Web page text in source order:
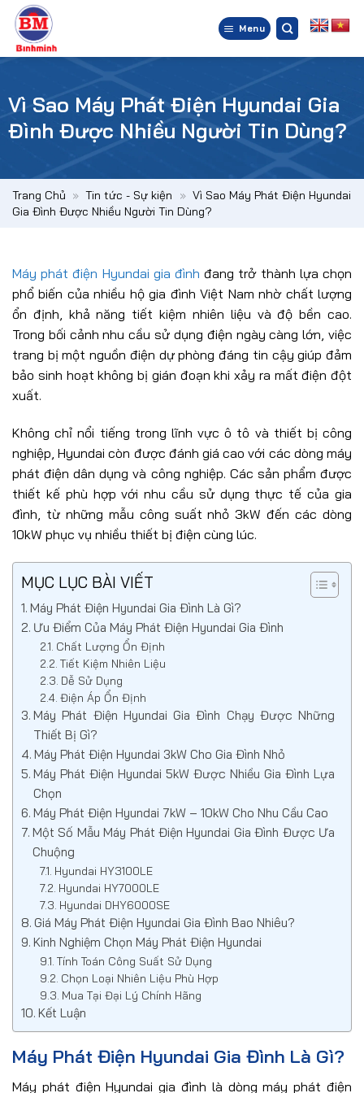
qua
nội
Menu
Vì Sao Máy Phát Điện Hyundai Gia
Đình Được Nhiều Người Tin Dùng?
Trang Chủ » Tin tức - Sự kiện » Vì Sao Máy Phát Điện Hyundai
Gia Đình Được Nhiều Người Tin Dùng?
Máy phát điện Hyundai gia đình đang trở thành lựa chọn
phổ biến của nhiều hộ gia đình Việt Nam nhờ chất lượng
ổn định, khả năng tiết kiệm nhiên liệu và độ bền cao.
Trong bối cảnh nhu cầu sử dụng điện ngày càng lớn, việc
trang bị một nguồn điện dự phòng đáng tin cậy giúp đảm
bảo sinh hoạt không bị gián đoạn khi xảy ra mất điện đột
xuất.
Không chỉ nổi tiếng trong lĩnh vực ô tô và thiết bị công
nghiệp, Hyundai còn được đánh giá cao với các dòng máy
phát điện dân dụng và công nghiệp. Các sản phẩm được
thiết kế phù hợp với nhu cầu sử dụng thực tế của gia
đình, từ những mẫu công suất nhỏ 3kW đến các dòng
10kW phục vụ nhiều thiết bị điện cùng lúc.
MỤC LỤC BÀI VIẾT
Máy Phát Điện Hyundai Gia Đình Là Gì?
Ưu Điểm Của Máy Phát Điện Hyundai Gia Đình
Chất Lượng Ổn Định
Tiết Kiệm Nhiên Liệu
Dễ Sử Dụng
Điện Áp Ổn Định
Máy Phát Điện Hyundai Gia Đình Chạy Được Những
Thiết Bị Gì?
Máy Phát Điện Hyundai 3kW Cho Gia Đình Nhỏ
Máy Phát Điện Hyundai 5kW Được Nhiều Gia Đình Lựa
Chọn
Máy Phát Điện Hyundai 7kW – 10kW Cho Nhu Cầu Cao
Một Số Mẫu Máy Phát Điện Hyundai Gia Đình Được Ưa
Chuộng
Hyundai HY3100LE
Hyundai HY7000LE
Hyundai DHY6000SE
Giá Máy Phát Điện Hyundai Gia Đình Bao Nhiêu?
Kinh Nghiệm Chọn Máy Phát Điện Hyundai
Tính Toán Công Suất Sử Dụng
Chọn Loại Nhiên Liệu Phù Hợp
Mua Tại Đại Lý Chính Hãng
Kết Luận
Máy Phát Điện Hyundai Gia Đình Là Gì?
Máy phát điện Hyundai gia đình là dòng máy phát điện